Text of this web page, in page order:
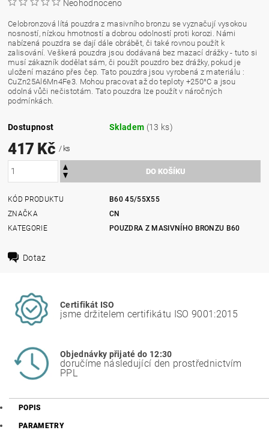
Neohodnoceno
Celobronzová lítá pouzdra z masivního bronzu se vyznačují vysokou
nosností, nízkou hmotností a dobrou odolností proti korozi. Námi
nabízená pouzdra se dají dále obrábět, či také rovnou použít k
zalisování. Veškerá pouzdra jsou dodávaná bez mazací drážky - tuto si
musí zákazník dodělat sám, či použít pouzdro bez drážky, pokud je
uložení mazáno přes čep. Tato pouzdra jsou vyrobená z materiálu :
CuZn25Al6Mn4Fe3. Mohou pracovat až do teploty +250°C a jsou
odolná vůči nečistotám. Tato pouzdra lze použít v náročných
podmínkách.
Dostupnost Skladem (13 ks)
417 Kč / ks
KÓD PRODUKTU
B60 45/55X55
ZNAČKA
CN
KATEGORIE
POUZDRA Z MASIVNÍHO BRONZU B60
Dotaz
Certifikát ISO
jsme držitelem certifikátu ISO 9001:2015
Objednávky přijaté do 12:30
doručíme následující den prostřednictvím
PPL
POPIS
PARAMETRY